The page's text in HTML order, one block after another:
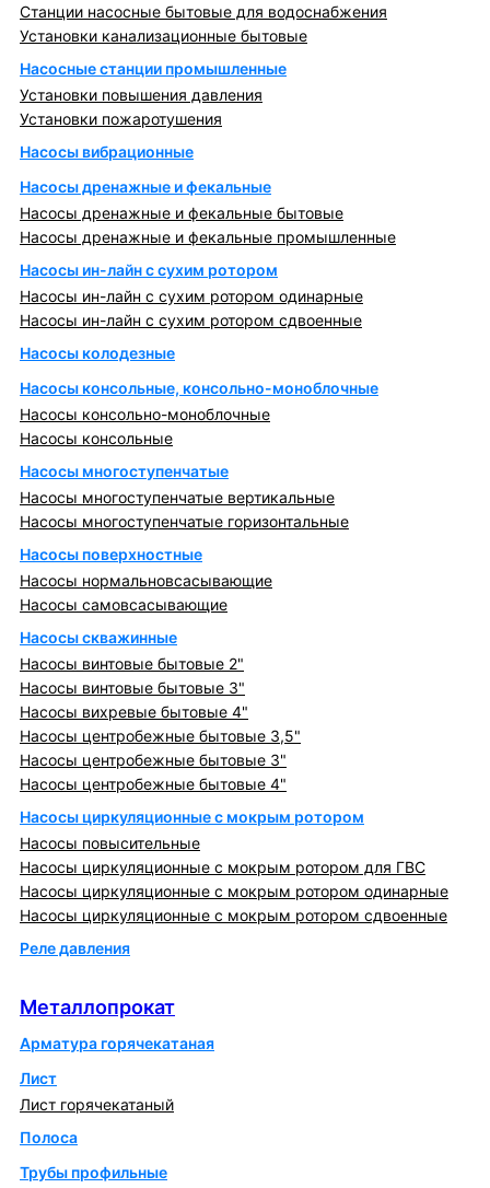
Станции насосные бытовые для водоснабжения
Установки канализационные бытовые
Насосные станции промышленные
Установки повышения давления
Установки пожаротушения
Насосы вибрационные
Насосы дренажные и фекальные
Насосы дренажные и фекальные бытовые
Насосы дренажные и фекальные промышленные
Насосы ин-лайн с сухим ротором
Насосы ин-лайн с сухим ротором одинарные
Насосы ин-лайн с сухим ротором сдвоенные
Насосы колодезные
Насосы консольные, консольно-моноблочные
Насосы консольно-моноблочные
Насосы консольные
Насосы многоступенчатые
Насосы многоступенчатые вертикальные
Насосы многоступенчатые горизонтальные
Насосы поверхностные
Насосы нормальновсасывающие
Насосы самовсасывающие
Насосы скважинные
Насосы винтовые бытовые 2"
Насосы винтовые бытовые 3"
Насосы вихревые бытовые 4"
Насосы центробежные бытовые 3,5"
Насосы центробежные бытовые 3"
Насосы центробежные бытовые 4"
Насосы циркуляционные с мокрым ротором
Насосы повысительные
Насосы циркуляционные с мокрым ротором для ГВС
Насосы циркуляционные с мокрым ротором одинарные
Насосы циркуляционные с мокрым ротором сдвоенные
Реле давления
Металлопрокат
Арматура горячекатаная
Лист
Лист горячекатаный
Полоса
Трубы профильные